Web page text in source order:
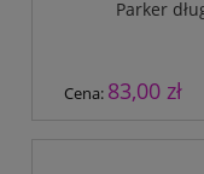
Parker
Cena: 83,00 zł